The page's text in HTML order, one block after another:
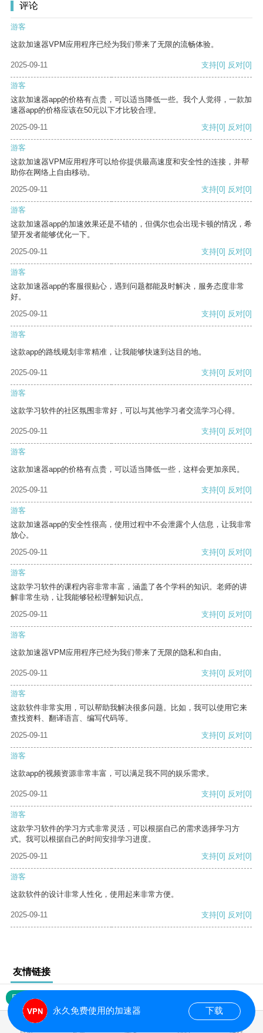
评论
游客
这款加速器VPM应用程序已经为我们带来了无限的流畅体验。
2025-09-11 支持[0] 反对[0]
游客
这款加速器app的价格有点贵，可以适当降低一些。我个人觉得，一款加
速器app的价格应该在50元以下才比较合理。
2025-09-11
支持[0] 反对[0]
游客
这款加速器VPM应用程序可以给你提供最高速度和安全性的连接，并帮
助你在网络上自由移动。
2025-09-11
支持[0] 反对[0]
游客
这款加速器app的加速效果还是不错的，但偶尔也会出现卡顿的情况，希
望开发者能够优化一下。
2025-09-11
支持[0] 反对[0]
游客
这款加速器app的客服很贴心，遇到问题都能及时解决，服务态度非常
好。
2025-09-11
支持[0] 反对[0]
游客
这款app的路线规划非常精准，让我能够快速到达目的地。
2025-09-11 支持[0] 反对[0]
游客
这款学习软件的社区氛围非常好，可以与其他学习者交流学习心得。
2025-09-11 支持[0] 反对[0]
游客
这款加速器app的价格有点贵，可以适当降低一些，这样会更加亲民。
2025-09-11 支持[0] 反对[0]
游客
这款加速器app的安全性很高，使用过程中不会泄露个人信息，让我非常
放心。
2025-09-11
支持[0] 反对[0]
游客
这款学习软件的课程内容非常丰富，涵盖了各个学科的知识。老师的讲
解非常生动，让我能够轻松理解知识点。
2025-09-11
支持[0] 反对[0]
游客
这款加速器VPM应用程序已经为我们带来了无限的隐私和自由。
2025-09-11 支持[0] 反对[0]
游客
这款软件非常实用，可以帮助我解决很多问题。比如，我可以使用它来
查找资料、翻译语言、编写代码等。
2025-09-11
支持[0] 反对[0]
游客
这款app的视频资源非常丰富，可以满足我不同的娱乐需求。
2025-09-11 支持[0] 反对[0]
游客
这款学习软件的学习方式非常灵活，可以根据自己的需求选择学习方
式。我可以根据自己的时间安排学习进度。
2025-09-11
支持[0] 反对[0]
游客
这款软件的设计非常人性化，使用起来非常方便。
2025-09-11 支持[0] 反对[0]
友情链接
网站地图
永久免费使用的加速器 下载